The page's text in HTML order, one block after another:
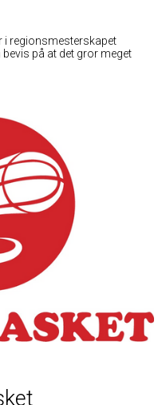
i regionsmesterskapet
på at det gror meget